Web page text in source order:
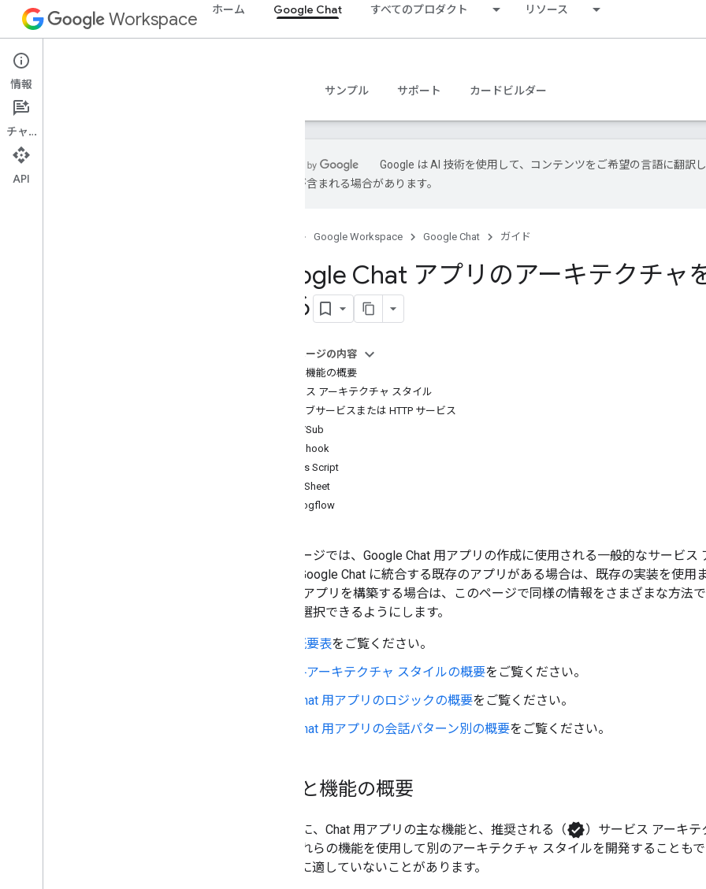
Workspace ホーム Google Chat すべてのプロダクト リソース
Google Chat
概要 サンプル サポート カードビルダー
Google は AI 技術を使用して、コンテンツをご希望の言語に翻訳
は誤りが含まれる場合があります。
Google Workspace Google Chat ガイド
Google Chat アプリのアーキテクチャ
する
このページの内容
機能と機能の概要
サービス アーキテクチャ スタイル
ウェブサービスまたは HTTP サービス
Pub/Sub
Webhook
Apps Script
AppSheet
Dialogflow
このページでは、Google Chat 用アプリの作成に使用される一般的なサービ
ます。Google Chat に統合する既存のアプリがある場合は、既存の実装を使
Chat 用アプリを構築する場合は、このページで同様の情報をさまざまな方法
チャを選択できるようにします。
概要表をご覧ください。
各アーキテクチャ スタイルの概要をご覧ください。
Chat 用アプリのロジックの概要をご覧ください。
Chat 用アプリの会話パターン別の概要をご覧ください。
機能と機能の概要
次の表に、Chat 用アプリの主な機能と、推奨される（verified）サービス アーキ
は、これらの機能を使用して別のアーキテクチャ スタイルを開発することも
ケースに適していないことがあります。
情報
チャット
API